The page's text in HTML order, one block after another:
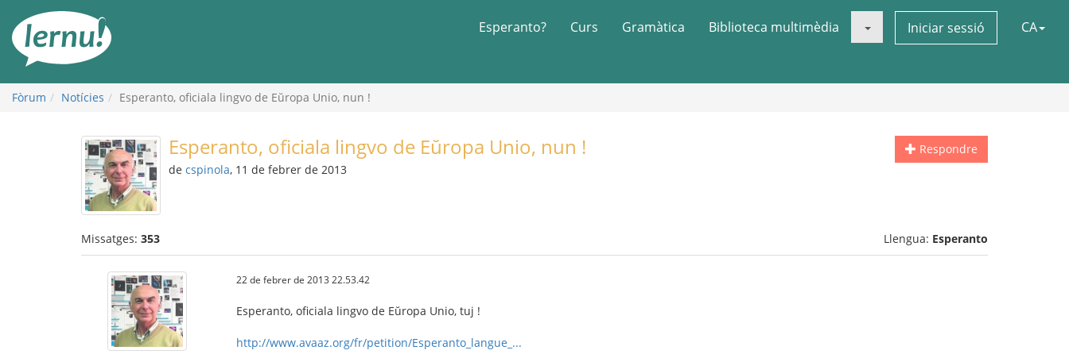
contingut
Esperanto? Curs Gramàtica Biblioteca multimèdia Iniciar sessió CA
Fòrum Notícies Esperanto, oficiala lingvo de Eŭropa Unio, nun !
Respondre
Esperanto, oficiala lingvo de Eŭropa Unio, nun !
de cspinola, 11 de febrer de 2013
Missatges: 353 Llengua: Esperanto
22 de febrer de 2013 22.53.42
Esperanto, oficiala lingvo de Eŭropa Unio, tuj !
http://www.avaaz.org/fr/petition/Esperanto_langue_...